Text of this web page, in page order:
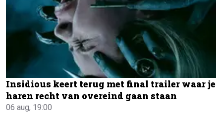
Insidious keert terug met final trailer waar je
haren recht van overeind gaan staan
06 aug, 19:00